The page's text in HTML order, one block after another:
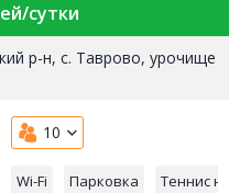
сутки
р-н, с. Таврово, урочище
10
Wi-Fi Парковка Теннис